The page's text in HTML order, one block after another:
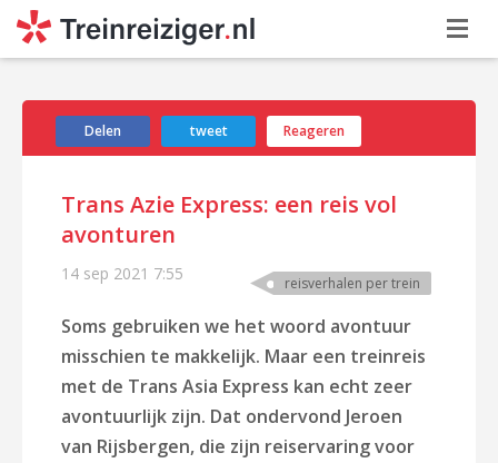
Delen tweet Reageren
Trans Azie Express: een reis vol
avonturen
14 sep 2021 7:55 reisverhalen per trein
Soms gebruiken we het woord avontuur
misschien te makkelijk. Maar een treinreis
met de Trans Asia Express kan echt zeer
avontuurlijk zijn. Dat ondervond Jeroen
van Rijsbergen, die zijn reiservaring voor